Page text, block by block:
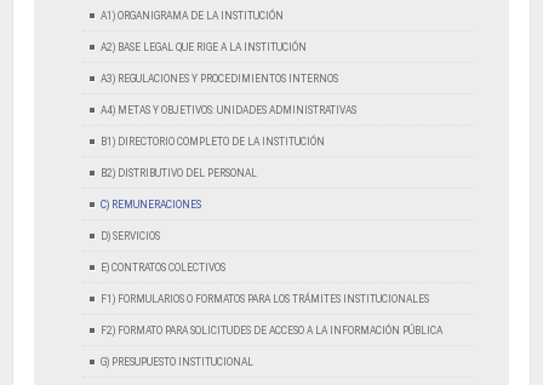
A1) ORGANIGRAMA DE LA INSTITUCIÓN
A2) BASE LEGAL QUE RIGE A LA INSTITUCIÓN
A3) REGULACIONES Y PROCEDIMIENTOS INTERNOS
A4) METAS Y OBJETIVOS: UNIDADES ADMINISTRATIVAS
B1) DIRECTORIO COMPLETO DE LA INSTITUCIÓN
B2) DISTRIBUTIVO DEL PERSONAL
C) REMUNERACIONES
D) SERVICIOS
E) CONTRATOS COLECTIVOS
F1) FORMULARIOS O FORMATOS PARA LOS TRÁMITES INSTITUCIONALES
F2) FORMATO PARA SOLICITUDES DE ACCESO A LA INFORMACIÓN PÚBLICA
G) PRESUPUESTO INSTITUCIONAL